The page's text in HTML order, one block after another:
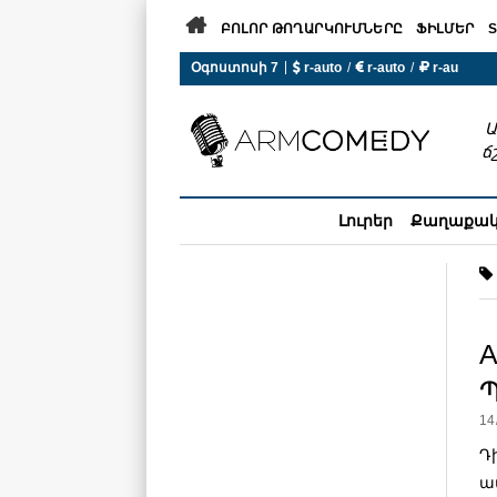
 ԲՈԼՈՐ ԹՈՂԱՐԿՈՒՄՆԵՐԸ ՖԻԼՄԵՐ
Օգոստոսի 7 |  r-auto /  r-auto /  r-au
Լուրեր